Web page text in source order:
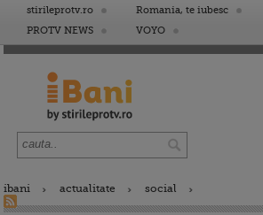
stirileprotv.ro Romania, te iubesc
PROTV NEWS
VOYO
ibani actualitate social